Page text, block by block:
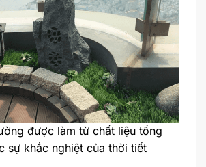
được làm từ chất liệu tổng
sự khắc nghiệt của thời tiết